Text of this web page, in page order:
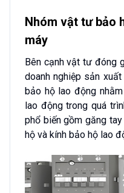
Nhóm vật tư bảo
máy
Bên cạnh vật tư đóng
doanh nghiệp sản
bảo hộ lao động
lao động trong quá
phổ biến gồm găng
hộ và kính bảo hộ lao